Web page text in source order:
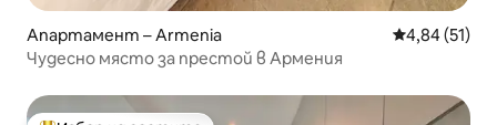
Апартамент – Armenia Средна
4,84 (51)
Чудесно място за престой в Армения